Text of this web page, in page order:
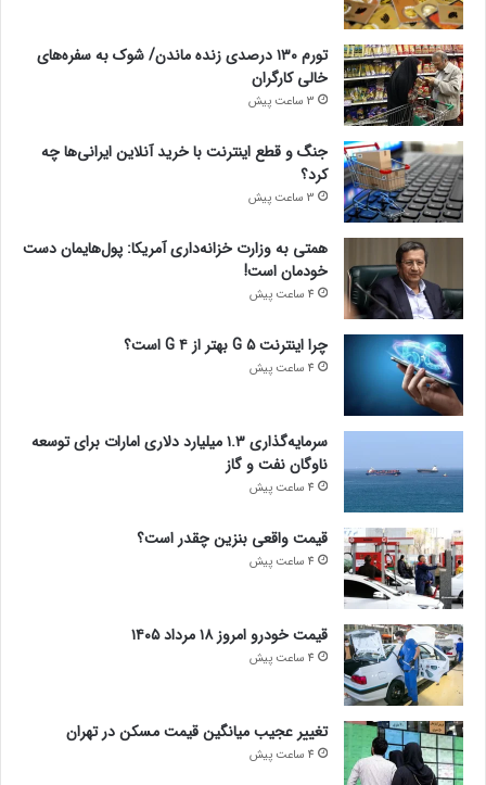
تورم ۱۳۰ درصدی زنده ماندن/ شوک به سفره‌های
خالی کارگران
3 ساعت پیش
جنگ و قطع اینترنت با خرید آنلاین ایرانی‌ها چه
کرد؟
3 ساعت پیش
همتی به وزارت خزانه‌داری آمریکا: پول‌هایمان دست
خودمان است!
4 ساعت پیش
چرا اینترنت ۵ G بهتر از ۴ G است؟
4 ساعت پیش
سرمایه‌گذاری ۱.۳ میلیارد دلاری امارات برای توسعه
ناوگان نفت و گاز
4 ساعت پیش
قیمت واقعی بنزین چقدر است؟
4 ساعت پیش
قیمت خودرو امروز ۱۸ مرداد ۱۴۰۵
4 ساعت پیش
تغییر عجیب میانگین قیمت مسکن در تهران
4 ساعت پیش